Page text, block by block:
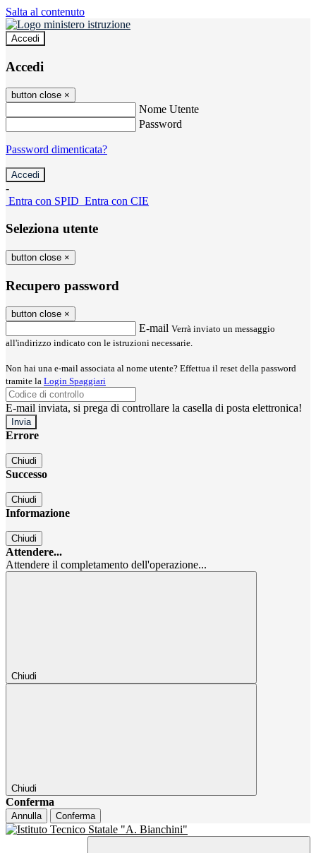
Salta al contenuto
Accedi
Accedi
button close ×
Nome Utente
Password
Password dimenticata?
-
Entra con SPID Entra con CIE
Seleziona utente
button close ×
Recupero password
button close ×
E-mail Verrà inviato un messaggio
all'indirizzo indicato con le istruzioni necessarie.
Non hai una e-mail associata al nome utente? Effettua il reset della password
tramite la Login Spaggiari
E-mail inviata, si prega di controllare la casella di posta elettronica!
Errore
Chiudi
Successo
Chiudi
Informazione
Chiudi
Attendere...
Attendere il completamento dell'operazione...
Chiudi
Chiudi
Conferma
Annulla Conferma